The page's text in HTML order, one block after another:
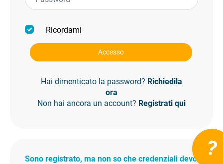
Ricordami
Accesso
Hai dimenticato la password? Richiedila
ora
Non hai ancora un account? Registrati qui
?
Sono registrato, ma non so che credenziali devo